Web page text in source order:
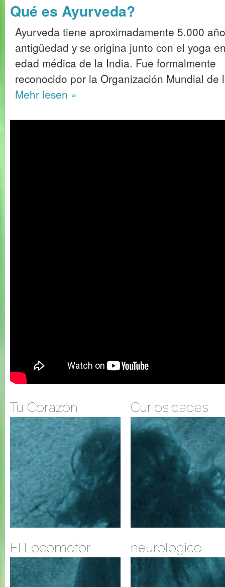
Qué es Ayurveda?
Ayurveda tiene aproximadamente 5.000
antigüedad y se origina junto con el yoga
edad médica de la India. Fue formalmente
reconocido por la Organización Mundial de
Mehr lesen »
Tu Corazón
El Locomotor
Curiosidades
neurologico